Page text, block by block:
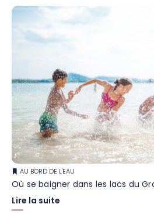
AU BORD DE L'EAU
Où se baigner dans les lacs du
Lire la suite